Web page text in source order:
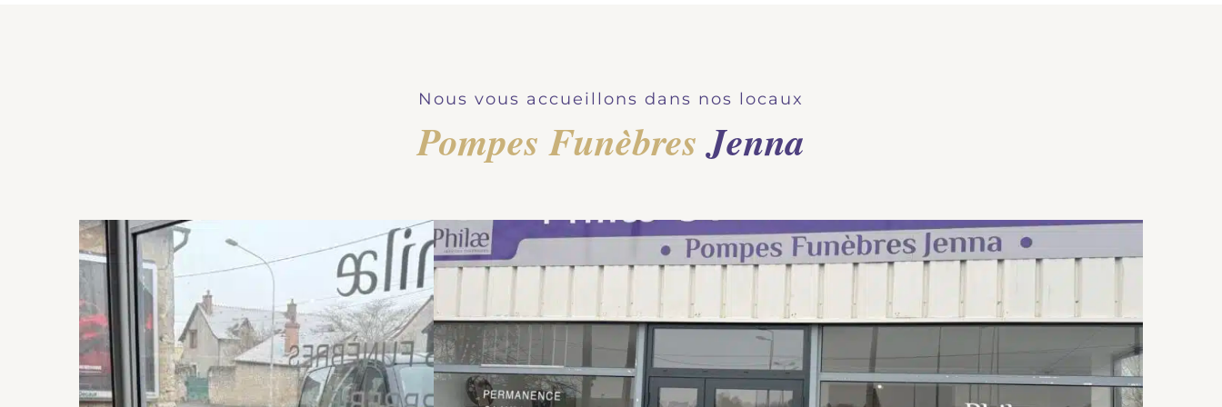
Nous vous accueillons dans nos locaux
Pompes FunèbresJenna